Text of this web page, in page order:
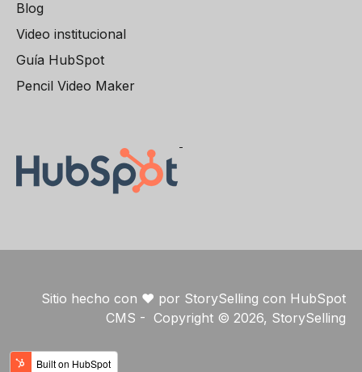
Blog
Video institucional
Guía HubSpot
Pencil Video Maker
Sitio hecho con ❤️ por StorySelling con HubSpot
CMS - Copyright © 2026, StorySelling